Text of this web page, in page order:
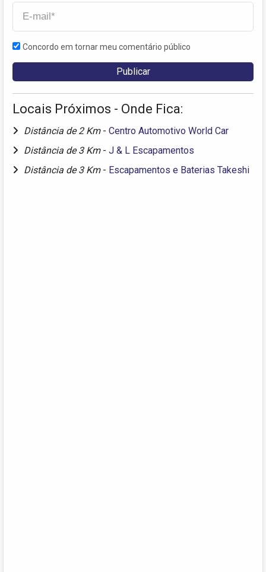
Concordo em tornar meu comentário público
Locais Próximos - Onde Fica:
Distância de 2 Km - Centro Automotivo World Car
Distância de 3 Km - J & L Escapamentos
Distância de 3 Km - Escapamentos e Baterias Takeshi